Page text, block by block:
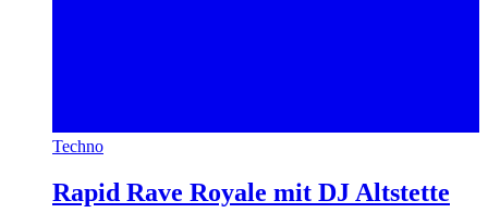
Techno
Rapid Rave Royale mit DJ Altstette